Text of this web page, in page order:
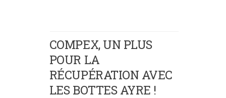
COMPEX, UN PLUS
POUR LA
RÉCUPÉRATION AVEC
LES BOTTES AYRE !